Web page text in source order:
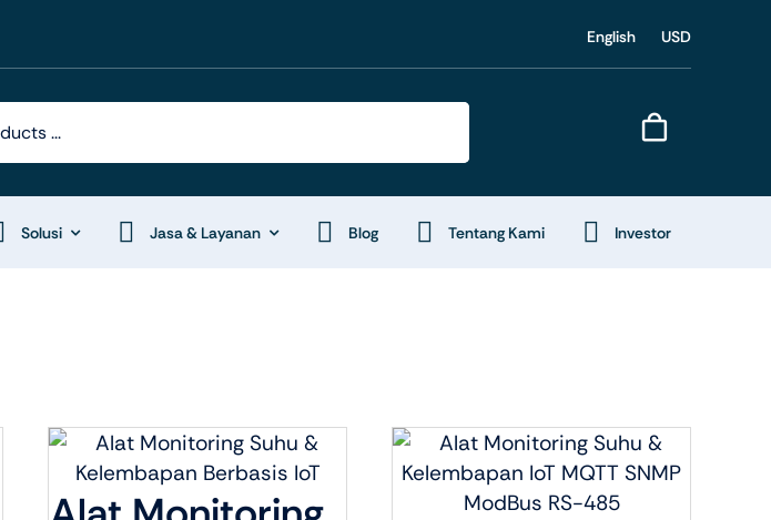
English USD
Solusi Jasa & Layanan Blog Tentang Kami Investor